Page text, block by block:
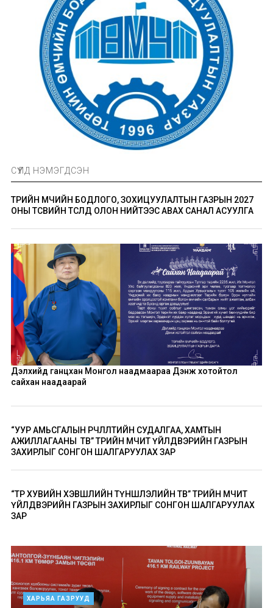
СҮҮЛД НЭМЭГДСЭН
ТӨРИЙН ӨМЧИЙН БОДЛОГО, ЗОХИЦУУЛАЛТЫН ГАЗРЫН 2027
ОНЫ ТӨСВИЙН ТӨСӨЛД ОЛОН НИЙТЭЭС АВАХ САНАЛ АСУУЛГА
Дэлхийд ганцхан Монгол наадмаараа Дэнж хотойтол
сайхан наадаарай
“УУР АМЬСГАЛЫН ӨӨРЧЛӨЛТИЙН СУДАЛГАА, ХАМТЫН
АЖИЛЛАГААНЫ ТӨВ” ТӨРИЙН ӨМЧИТ ҮЙЛДВЭРИЙН ГАЗРЫН
ЗАХИРЛЫГ СОНГОН ШАЛГАРУУЛАХ ЗАР
“ТӨР ХУВИЙН ХЭВШЛИЙН ТҮНШЛЭЛИЙН ТӨВ” ТӨРИЙН ӨМЧИТ
ҮЙЛДВЭРИЙН ГАЗРЫН ЗАХИРЛЫГ СОНГОН ШАЛГАРУУЛАХ
ЗАР
ХАРЬЯА ГАЗРУУД